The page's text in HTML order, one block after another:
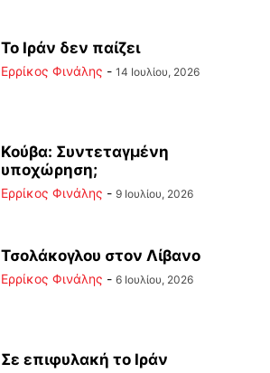
Το Ιράν δεν παίζει
Ερρίκος Φινάλης - 14 Ιουλίου, 2026
Κούβα: Συντεταγμένη
υποχώρηση;
Ερρίκος Φινάλης - 9 Ιουλίου, 2026
Τσολάκογλου στον Λίβανο
Ερρίκος Φινάλης - 6 Ιουλίου, 2026
Σε επιφυλακή το Ιράν